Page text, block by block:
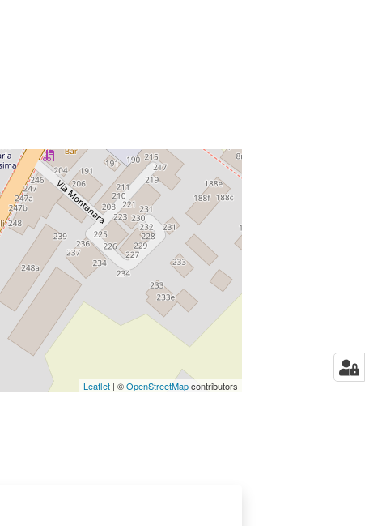
Leaflet| ©OpenStreetMapcontributors